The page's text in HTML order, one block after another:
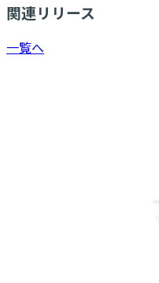
関連リリース
一覧へ